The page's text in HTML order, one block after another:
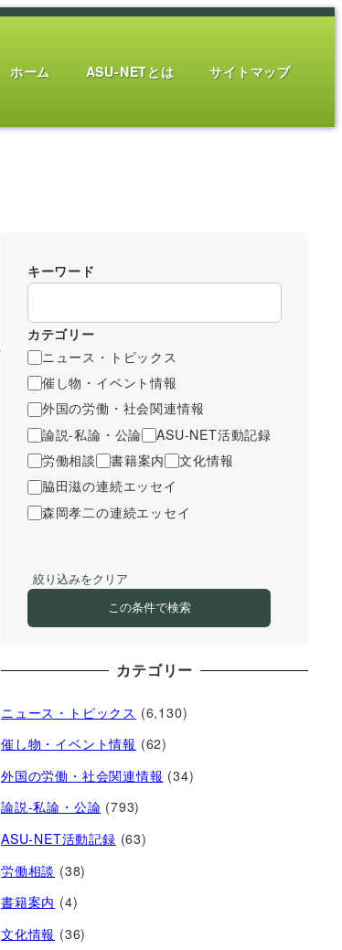
ホーム ASU-NETとは サイトマップ
キーワード
カテゴリー
ニュース・トピックス
催し物・イベント情報
外国の労働・社会関連情報
論説-私論・公論
ASU-NET活動記録
労働相談
書籍案内
文化情報
脇田滋の連続エッセイ
森岡孝二の連続エッセイ
絞り込みをクリア
この条件で検索
カテゴリー
ニュース・トピックス (6,130)
催し物・イベント情報 (62)
外国の労働・社会関連情報 (34)
論説-私論・公論 (793)
ASU-NET活動記録 (63)
労働相談 (38)
書籍案内 (4)
文化情報 (36)